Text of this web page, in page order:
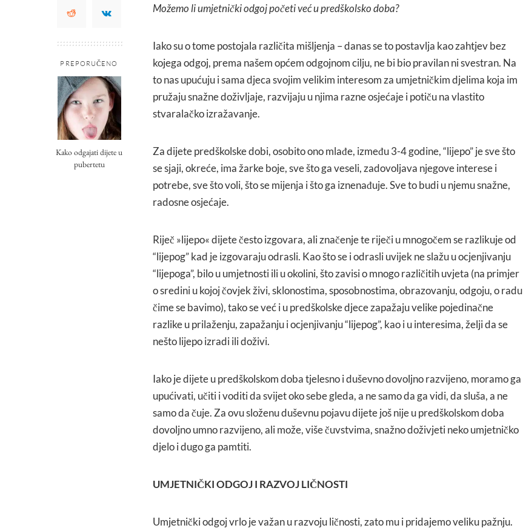
PREPORUČENO
Kako odgajati dijete u
pubertetu
Možemo li umjetnički odgoj početi već u predškolsko doba?
Iako su o tome postojala različita mišljenja – danas se to postavlja kao zahtjev bez
kojega odgoj, prema našem općem odgojnom cilju, ne bi bio pravilan ni svestran. Na
to nas upućuju i sama djeca svojim velikim interesom za umjetničkim djelima koja im
pružaju snažne doživljaje, razvijaju u njima razne osjećaje i potiču na vlastito
stvaralačko izražavanje.
Za dijete predškolske dobi, osobito ono mlađe, između 3-4 godine, “lijepo” je sve što
se sjaji, okreće, ima žarke boje, sve što ga veseli, zadovoljava njegove interese i
potrebe, sve što voli, što se mijenja i što ga iznenađuje. Sve to budi u njemu snažne,
radosne osjećaje.
Riječ »lijepo« dijete često izgovara, ali značenje te riječi u mnogočem se razlikuje od
“lijepog” kad je izgovaraju odrasli. Kao što se i odrasli uvijek ne slažu u ocjenjivanju
“lijepoga”, bilo u umjetnosti ili u okolini, što zavisi o mnogo različitih uvjeta (na primjer
o sredini u kojoj čovjek živi, sklonostima, sposobnostima, obrazovanju, odgoju, o radu
čime se bavimo), tako se već i u predškolske djece zapažaju velike pojedinačne
razlike u prilaženju, zapažanju i ocjenjivanju “lijepog”, kao i u interesima, želji da se
nešto lijepo izradi ili doživi.
Iako je dijete u predškolskom doba tjelesno i duševno dovoljno razvijeno, moramo ga
upućivati, učiti i voditi da svijet oko sebe gleda, a ne samo da ga vidi, da sluša, a ne
samo da čuje. Za ovu složenu duševnu pojavu dijete još nije u predškolskom doba
dovoljno umno razvijeno, ali može, više čuvstvima, snažno doživjeti neko umjetničko
djelo i dugo ga pamtiti.
UMJETNIČKI ODGOJ I RAZVOJ LIČNOSTI
Umjetnički odgoj vrlo je važan u razvoju ličnosti, zato mu i pridajemo veliku pažnju.